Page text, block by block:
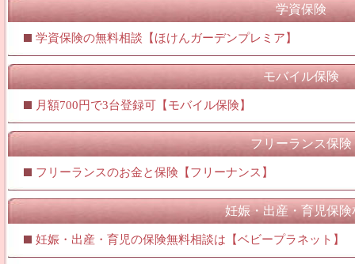
学資保険
学資保険の無料相談【ほけんガーデンプレミア】
モバイル保険
月額700円で3台登録可【モバイル保険】
フリーランス保険
フリーランスのお金と保険【フリーナンス】
妊娠・出産・育児保険
妊娠・出産・育児の保険無料相談は【ベビープラネット】